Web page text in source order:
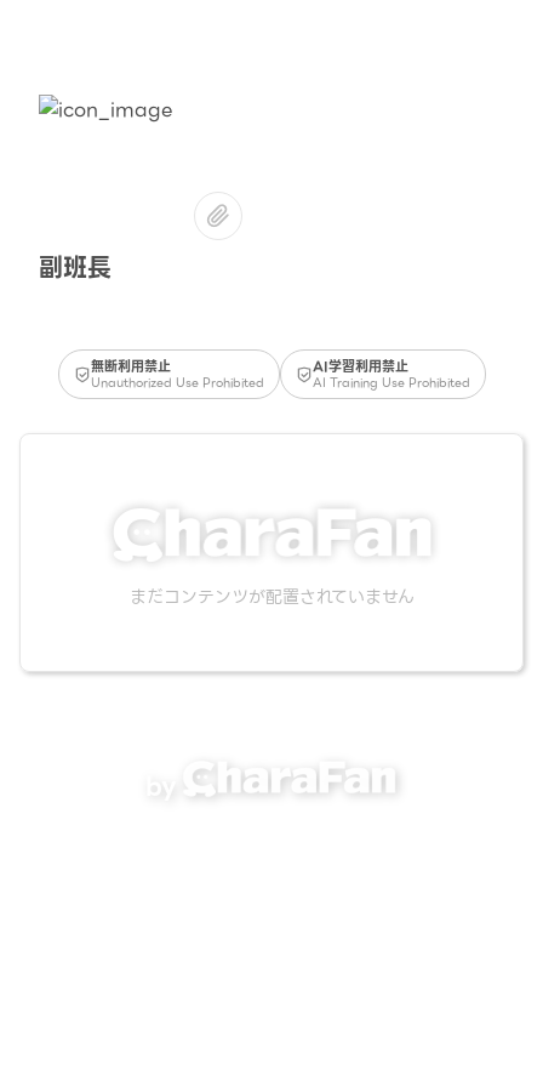
副班長
無断利用禁止
Unauthorized Use Prohibited
AI学習利用禁止
AI Training Use Prohibited
まだコンテンツが配置されていません